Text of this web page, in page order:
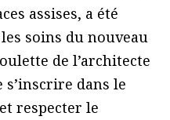
assises, a été
soins du nouveau
de l’architecte
s’inscrire dans le
respecter le